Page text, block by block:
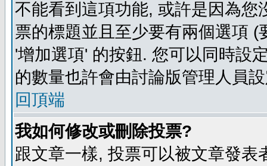
不能看到這項功能, 或許是因為
票的標題並且至少要有兩個選項
'增加選項' 的按鈕. 您可以同時設
的數量也許會由討論版管理人員
回頂端
我如何修改或刪除投票?
跟文章一樣, 投票可以被文章發